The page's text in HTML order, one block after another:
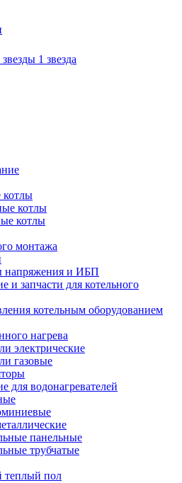
звезды 1 звезда
котлы
котлы
котлы
монтажа
напряжения и ИБП
и запчасти для котельного
котельным оборудованием
нагрева
электрические
газовые
для водонагревателей
панельные
трубчатые
теплый пол